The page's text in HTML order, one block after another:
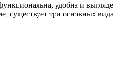
удобна и
существует три основных